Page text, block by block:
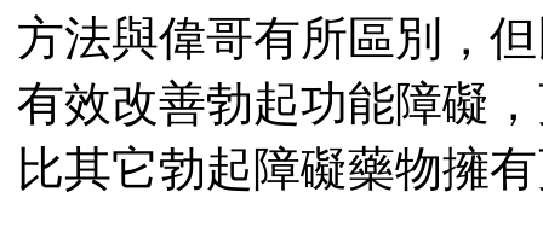
方法與偉哥有所區別，
有效改善勃起功能障礙
比其它勃起障礙藥物擁